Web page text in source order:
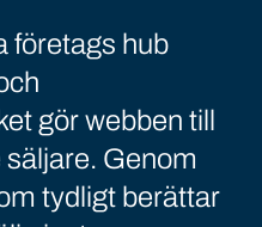
företags hub
gör webben till
Genom
tydligt berättar